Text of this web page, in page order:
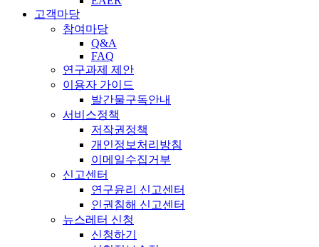
고객마당
참여마당
Q&A
FAQ
연구과제 제안
이용자 가이드
발간물구독안내
서비스정책
저작권정책
개인정보처리방침
이메일수집거부
신고센터
연구윤리 신고센터
인권침해 신고센터
뉴스레터 신청
신청하기